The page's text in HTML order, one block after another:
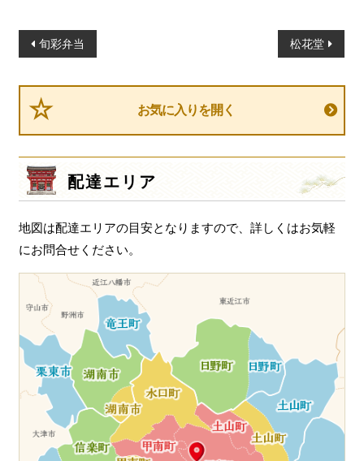
投
稿
ナ
ビ
ゲ
ー
シ
ョ
ン
旬彩弁当 松花堂
お気に入りを開く
配達エリア
地図は配達エリアの目安となりますので、詳しくはお気軽
にお問合せください。